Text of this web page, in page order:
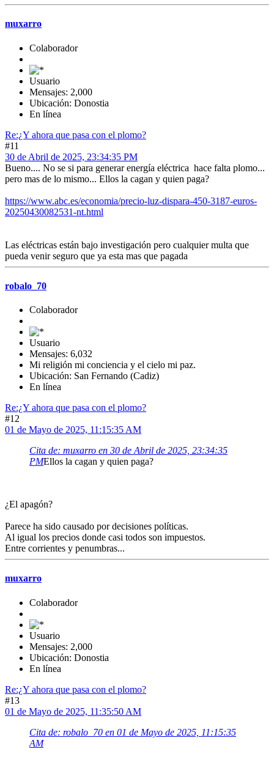
muxarro
Colaborador
Usuario
Mensajes: 2,000
Ubicación: Donostia
En línea
Re:¿Y ahora que pasa con el plomo?
#11
30 de Abril de 2025, 23:34:35 PM
Bueno.... No se si para generar energía eléctrica hace falta plomo...
pero mas de lo mismo... Ellos la cagan y quien paga?
https://www.abc.es/economia/precio-luz-dispara-450-3187-euros-
20250430082531-nt.html
Las eléctricas están bajo investigación pero cualquier multa que
pueda venir seguro que ya esta mas que pagada
robalo_70
Colaborador
Usuario
Mensajes: 6,032
Mi religión mi conciencia y el cielo mi paz.
Ubicación: San Fernando (Cadiz)
En línea
Re:¿Y ahora que pasa con el plomo?
#12
01 de Mayo de 2025, 11:15:35 AM
Cita de: muxarro en 30 de Abril de 2025, 23:34:35
PMEllos la cagan y quien paga?
¿El apagón?
Parece ha sido causado por decisiones políticas.
Al igual los precios donde casi todos son impuestos.
Entre corrientes y penumbras...
muxarro
Colaborador
Usuario
Mensajes: 2,000
Ubicación: Donostia
En línea
Re:¿Y ahora que pasa con el plomo?
#13
01 de Mayo de 2025, 11:35:50 AM
Cita de: robalo_70 en 01 de Mayo de 2025, 11:15:35
AM